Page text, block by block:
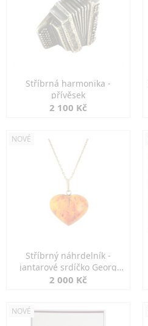
Stříbrná harmonika -
přívěsek
2 100 Kč
NOVÉ
Stříbrný náhrdelník -
jantarové srdíčko Georg
Kramer
2 000 Kč
NOVÉ